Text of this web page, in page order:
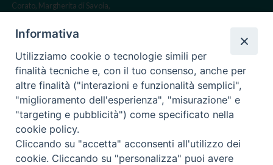
Corato, Margherita di Savoia,
Regione ecclesiastica Puglia
Via Beltrani, 9
76125 Trani BT
Centralino Tel. 0883 494211
Cancelleria Tel. 0883 494204
Informativa
Utilizziamo cookie o tecnologie simili per
finalità tecniche e, con il tuo consenso, anche per
altre finalità ("interazioni e funzionalità semplici",
"miglioramento dell'esperienza", "misurazione" e
"targeting e pubblicità") come specificato nella
cookie policy.
Cliccando su "accetta" acconsenti all'utilizzo dei
cookie. Cliccando su "personalizza" puoi avere